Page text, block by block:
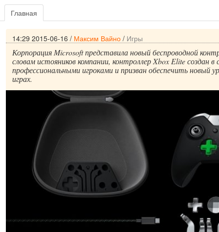
Главная
14:29 2015-06-16 / Максим Вайно / Игры
Корпорация Microsoft представила новый беспроводной
словам истояников компании, контроллер Xbox Elite создан в
профессиональными игроками и призван обеспечить новый
играх.